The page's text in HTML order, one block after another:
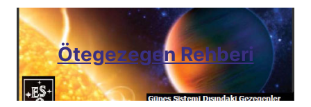
Ötegezegen Rehberi